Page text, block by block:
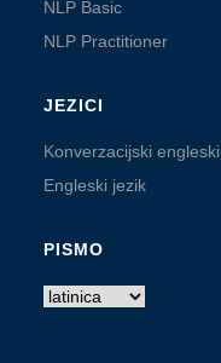
NLP Basic
NLP Practitioner
JEZICI
Konverzacijski engleski
Engleski jezik
PISMO